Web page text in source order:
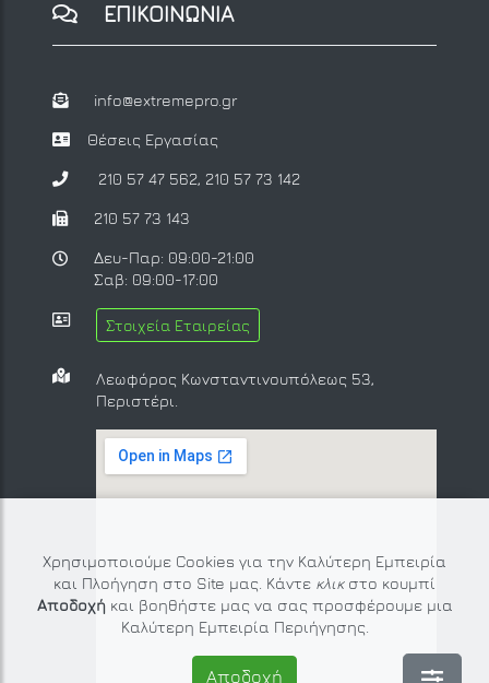
Χρησιμοποιούμε Cookies για την Καλύτερη Εμπειρία
και Πλοήγηση στο Site μας. Κάντε κλικ στο κουμπί
Αποδοχήκαι βοηθήστε μας να σας προσφέρουμε μια
Καλύτερη Εμπειρία Περιήγησης.
Αποδοχή
ΕΠΙΚΟΙΝΩΝΙΑ
info@extremepro.gr
Θέσεις Εργασίας
210 57 47 562, 210 57 73 142
210 57 73 143
Δευ-Παρ: 09:00-21:00
Σαβ: 09:00-17:00
Στοιχεία Εταιρείας
Λεωφόρος Κωνσταντινουπόλεως 53,
Περιστέρι.